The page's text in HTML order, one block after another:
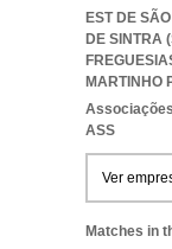
EST DE
DE SINTRA
MARTINHO
ASS
Ver
Matches in